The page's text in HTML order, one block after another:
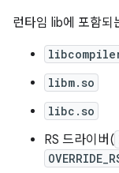
런타임 lib에 포함되
libm.so
libc.so
RS 드라이버(